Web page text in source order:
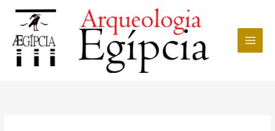
conteúdo